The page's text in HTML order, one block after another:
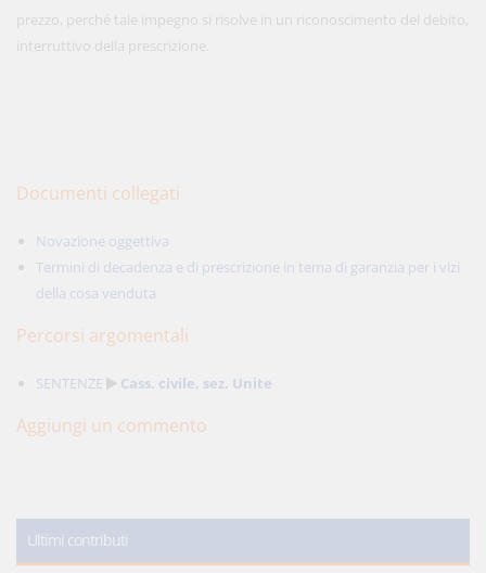
prezzo, perché tale impegno si risolve in un riconoscimento del debito,
interruttivo della prescrizione.
Documenti collegati
Novazione oggettiva
Termini di decadenza e di prescrizione in tema di garanzia per i vizi
della cosa venduta
Percorsi argomentali
SENTENZE Cass. civile, sez. Unite
Aggiungi un commento
Ultimi contributi